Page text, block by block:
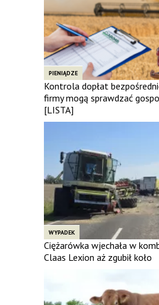
PIENIĄDZE
Kontrola dopłat
firmy mogą sprawdzać
[LISTA]
WYPADEK
Ciężarówka wjechała w
Claas Lexion aż zgubił koło